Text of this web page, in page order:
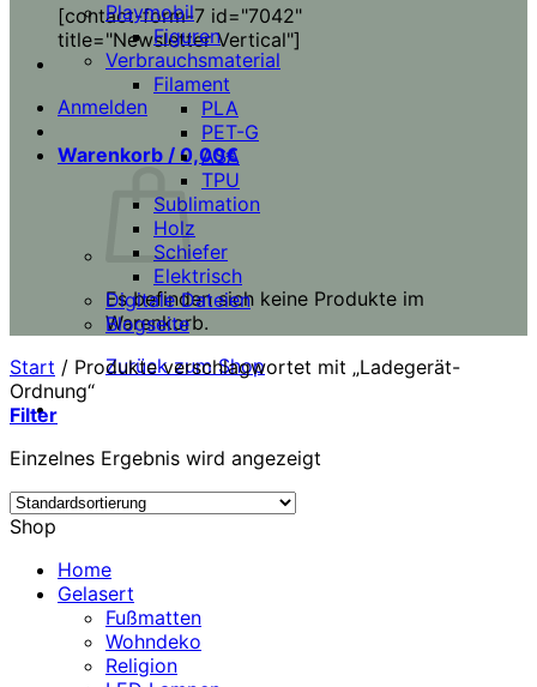
[contact-form-7 id="7042"
title="Newsletter Vertical"]
Anmelden
Warenkorb / 0,00€
Es befinden sich keine Produkte im
Warenkorb.
Zurück zum Shop
Playmobil
Figuren
Verbrauchsmaterial
Filament
PLA
PET-G
ASA
TPU
Sublimation
Holz
Schiefer
Elektrisch
Digitale Dateien
Blogseite
Start / Produkte verschlagwortet mit „Ladegerät-
Ordnung“
Filter
Einzelnes Ergebnis wird angezeigt
Shop
Home
Gelasert
Fußmatten
Wohndeko
Religion